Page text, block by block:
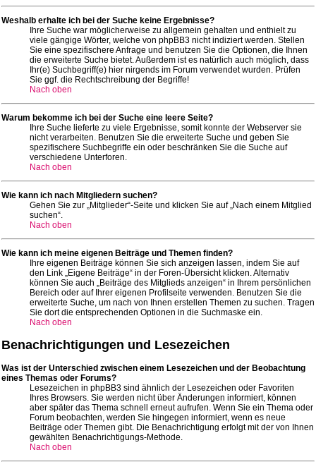
Weshalb erhalte ich bei der Suche keine Ergebnisse?
Ihre Suche war möglicherweise zu allgemein gehalten und enthielt zu
viele gängige Wörter, welche von phpBB3 nicht indiziert werden. Stellen
Sie eine spezifischere Anfrage und benutzen Sie die Optionen, die Ihnen
die erweiterte Suche bietet. Außerdem ist es natürlich auch möglich, dass
Ihr(e) Suchbegriff(e) hier nirgends im Forum verwendet wurden. Prüfen
Sie ggf. die Rechtschreibung der Begriffe!
Nach oben
Warum bekomme ich bei der Suche eine leere Seite?
Ihre Suche lieferte zu viele Ergebnisse, somit konnte der Webserver sie
nicht verarbeiten. Benutzen Sie die erweiterte Suche und geben Sie
spezifischere Suchbegriffe ein oder beschränken Sie die Suche auf
verschiedene Unterforen.
Nach oben
Wie kann ich nach Mitgliedern suchen?
Gehen Sie zur „Mitglieder“-Seite und klicken Sie auf „Nach einem Mitglied
suchen“.
Nach oben
Wie kann ich meine eigenen Beiträge und Themen finden?
Ihre eigenen Beiträge können Sie sich anzeigen lassen, indem Sie auf
den Link „Eigene Beiträge“ in der Foren-Übersicht klicken. Alternativ
können Sie auch „Beiträge des Mitglieds anzeigen“ in Ihrem persönlichen
Bereich oder auf Ihrer eigenen Profilseite verwenden. Benutzen Sie die
erweiterte Suche, um nach von Ihnen erstellen Themen zu suchen. Tragen
Sie dort die entsprechenden Optionen in die Suchmaske ein.
Nach oben
Benachrichtigungen und Lesezeichen
Was ist der Unterschied zwischen einem Lesezeichen und der Beobachtung
eines Themas oder Forums?
Lesezeichen in phpBB3 sind ähnlich der Lesezeichen oder Favoriten
Ihres Browsers. Sie werden nicht über Änderungen informiert, können
aber später das Thema schnell erneut aufrufen. Wenn Sie ein Thema oder
Forum beobachten, werden Sie hingegen informiert, wenn es neue
Beiträge oder Themen gibt. Die Benachrichtigung erfolgt mit der von Ihnen
gewählten Benachrichtigungs-Methode.
Nach oben